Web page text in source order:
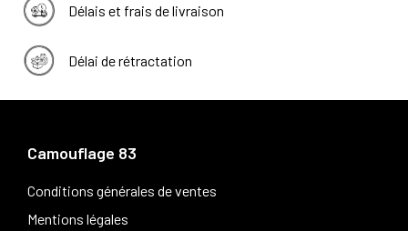
Délais et frais de livraison
Délai de rétractation
Camouflage 83
Conditions générales de ventes
Mentions légales